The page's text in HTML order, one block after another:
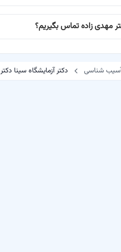
مهدی زاده تماس بگیریم؟
شناسی دکتر آزمایشگاه سینا